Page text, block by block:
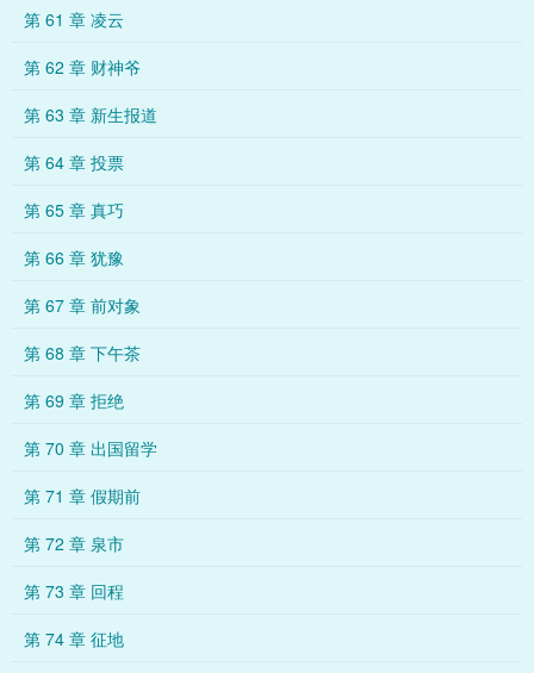
第 61 章 凌云
第 62 章 财神爷
第 63 章 新生报道
第 64 章 投票
第 65 章 真巧
第 66 章 犹豫
第 67 章 前对象
第 68 章 下午茶
第 69 章 拒绝
第 70 章 出国留学
第 71 章 假期前
第 72 章 泉市
第 73 章 回程
第 74 章 征地